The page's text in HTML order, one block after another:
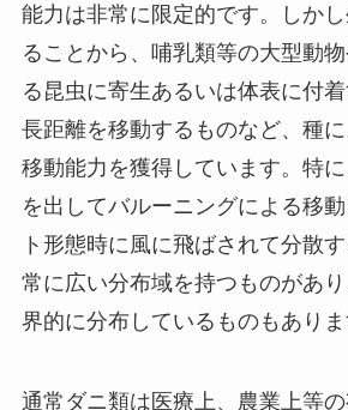
能力は非常に限定的です。しか
ることから、哺乳類等の大型動
る昆虫に寄生あるいは体表に付
長距離を移動するものなど、種
移動能力を獲得しています。特
を出してバルーニングによる移
ト形態時に風に飛ばされて分散
常に広い分布域を持つものがあ
界的に分布しているものもありま
通常ダニ類は医療上、農業上等